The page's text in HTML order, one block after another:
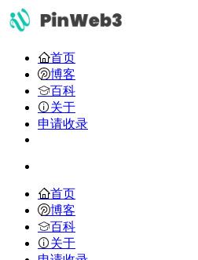
首页
博客
百科
关于
申请收录
首页
博客
百科
关于